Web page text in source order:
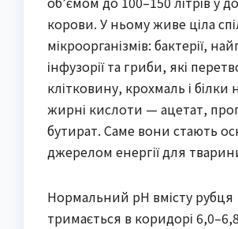
корови. У ньому живе ціла
мікроорганізмів: бактерії,
інфузорії та гриби, які
клітковину, крохмаль і білки
жирні кислоти — ацетат,
бутират. Саме вони стають
джерелом енергії для
Нормальний pH вмісту рубця
тримається в коридорі